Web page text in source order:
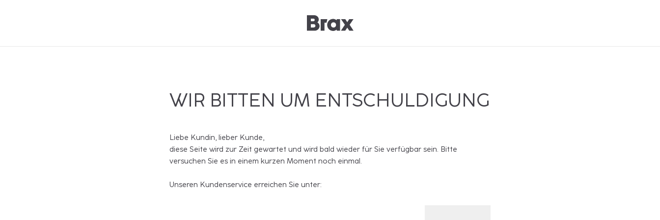
WIR BITTEN UM ENTSCHULDIGUNG
Liebe Kundin, lieber Kunde,
diese Seite wird zur Zeit gewartet und wird bald wieder für Sie verfügbar sein. Bitte
versuchen Sie es in einem kurzen Moment noch einmal.
Unseren Kundenservice erreichen Sie unter: